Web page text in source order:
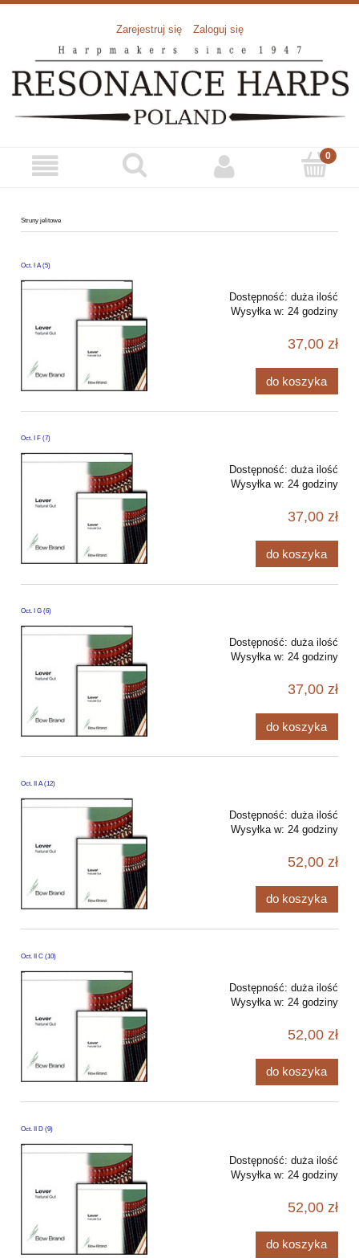
Zarejestruj się Zaloguj się
Struny jelitowe
Oct. I A (5)
Dostępność: duża ilość
Wysyłka w: 24 godziny
37,00 zł
do koszyka
Oct. I F (7)
Dostępność: duża ilość
Wysyłka w: 24 godziny
37,00 zł
do koszyka
Oct. I G (6)
Dostępność: duża ilość
Wysyłka w: 24 godziny
37,00 zł
do koszyka
Oct. II A (12)
Dostępność: duża ilość
Wysyłka w: 24 godziny
52,00 zł
do koszyka
Oct. II C (10)
Dostępność: duża ilość
Wysyłka w: 24 godziny
52,00 zł
do koszyka
Oct. II D (9)
Dostępność: duża ilość
Wysyłka w: 24 godziny
52,00 zł
do koszyka